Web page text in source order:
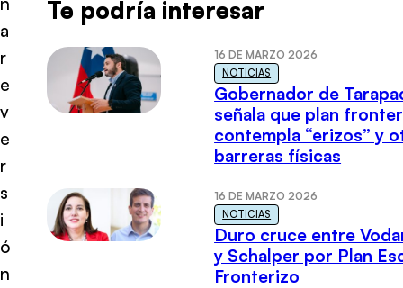
a
r
e
v
e
r
s
i
ó
n
Te podría interesar
16 DE MARZO 2026
NOTICIAS
Gobernador de
señala que plan
contempla “erizos” y
barreras físicas
16 DE MARZO 2026
NOTICIAS
Duro cruce entre
y Schalper por Plan
Fronterizo